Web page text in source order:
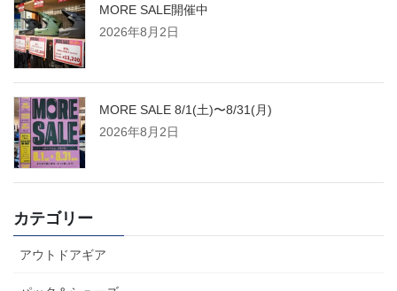
MORE SALE開催中
2026年8月2日
MORE SALE 8/1(土)〜8/31(月)
2026年8月2日
カテゴリー
アウトドアギア